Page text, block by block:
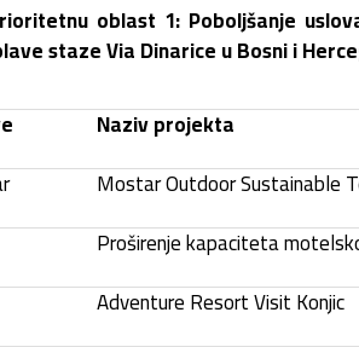
oblast 1: Poboljšanje
staze Via Dinarice u Bosni i
Naziv projekta
Mostar Outdoor Sustainable
Proširenje kapaciteta
Adventure Resort Visit Konjic